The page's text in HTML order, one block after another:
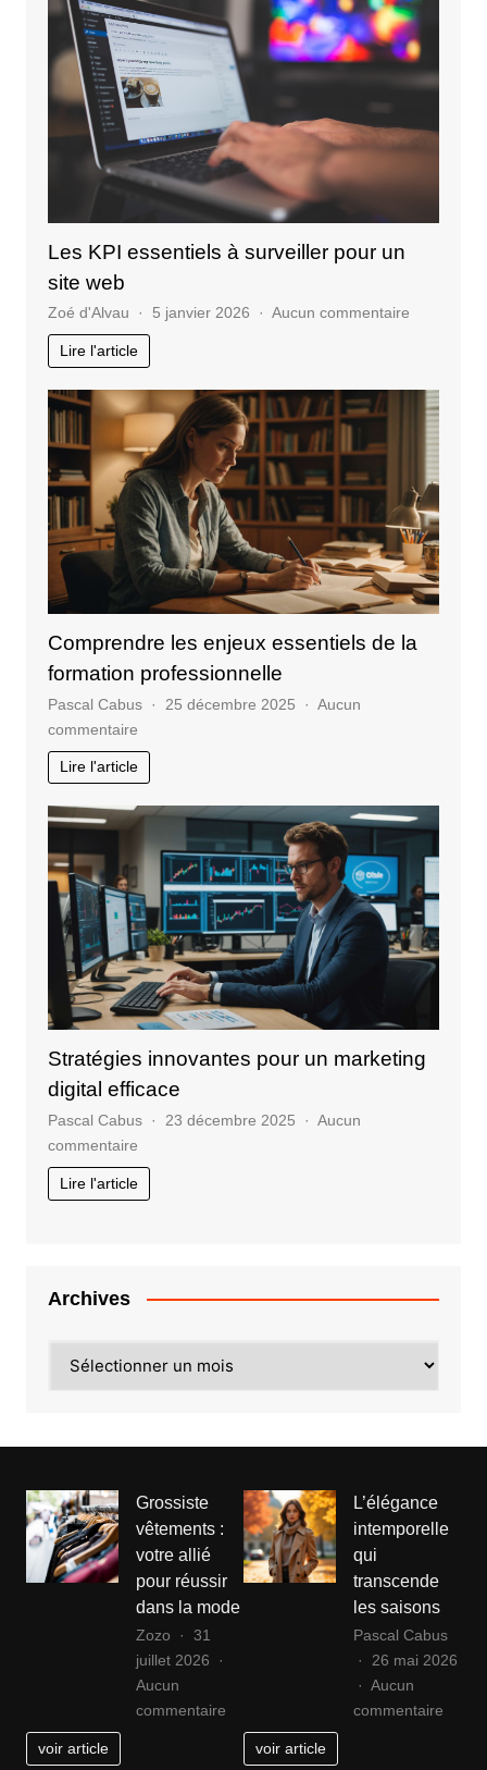
Tunisie
Les KPI essentiels à surveiller pour un
site web
Zoé d'Alvau 5 janvier 2026 Aucun commentairesur
essentiels
surveiller
pour
un
site
web
Lire l'article
Comprendre les enjeux essentiels de la
formation professionnelle
Pascal Cabus 25 décembre 2025
Aucun
commentairesur
Comprendre
les
enjeux
de
formation
professionnelle
Lire l'article
Stratégies innovantes pour un marketing
digital efficace
Pascal Cabus 23 décembre 2025
Aucun
commentairesur
Stratégies
innovantes
Lire l'article
Archives
Grossiste
vêtements :
votre allié
pour réussir
dans la mode
Zozo
31
juillet 2026
Aucun
commentairesur
Grossiste
vêtements
voir article
L’élégance
intemporelle
qui
transcende
les saisons
Pascal Cabus
26 mai 2026
Aucun
commentaire
voir article